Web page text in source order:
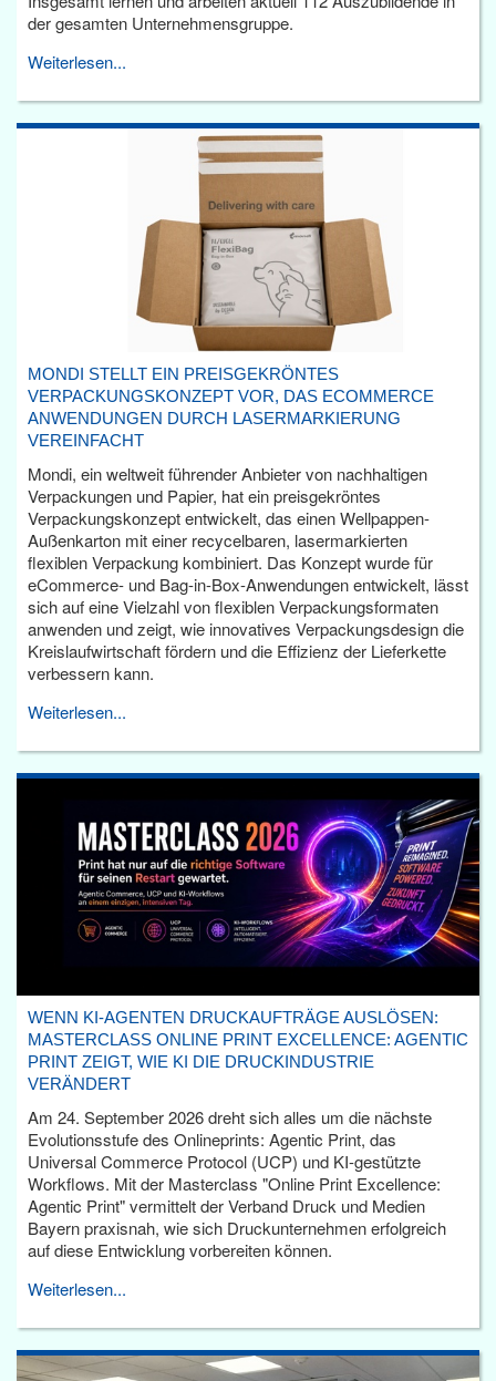
der gesamten Unternehmensgruppe.
Weiterlesen...
MONDI STELLT EIN PREISGEKRÖNTES
VERPACKUNGSKONZEPT VOR, DAS ECOMMERCE
ANWENDUNGEN DURCH LASERMARKIERUNG
VEREINFACHT
Mondi, ein weltweit führender Anbieter von nachhaltigen
Verpackungen und Papier, hat ein preisgekröntes
Verpackungskonzept entwickelt, das einen Wellpappen-
Außenkarton mit einer recycelbaren, lasermarkierten
flexiblen Verpackung kombiniert. Das Konzept wurde für
eCommerce- und Bag-in-Box-Anwendungen entwickelt, lässt
sich auf eine Vielzahl von flexiblen Verpackungsformaten
anwenden und zeigt, wie innovatives Verpackungsdesign die
Kreislaufwirtschaft fördern und die Effizienz der Lieferkette
verbessern kann.
Weiterlesen...
WENN KI-AGENTEN DRUCKAUFTRÄGE AUSLÖSEN:
MASTERCLASS ONLINE PRINT EXCELLENCE: AGENTIC
PRINT ZEIGT, WIE KI DIE DRUCKINDUSTRIE
VERÄNDERT
Am 24. September 2026 dreht sich alles um die nächste
Evolutionsstufe des Onlineprints: Agentic Print, das
Universal Commerce Protocol (UCP) und KI-gestützte
Workflows. Mit der Masterclass "Online Print Excellence:
Agentic Print" vermittelt der Verband Druck und Medien
Bayern praxisnah, wie sich Druckunternehmen erfolgreich
auf diese Entwicklung vorbereiten können.
Weiterlesen...